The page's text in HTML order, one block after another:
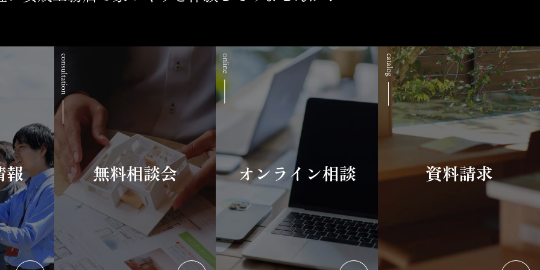
報 無料相談会 オンライン相談 資料請求